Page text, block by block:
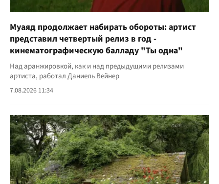
Муаяд продолжает набирать обороты: артист
представил четвертый релиз в год -
кинематографическую балладу "Ты одна"
Над аранжировкой, как и над предыдущими релизами
артиста, работал Даниель Вейнер
7.08.2026 11:34